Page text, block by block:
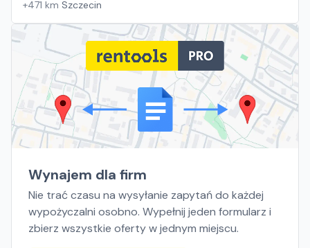
+471 km Szczecin
Wynajem dla firm
Nie trać czasu na wysyłanie zapytań do każdej
wypożyczalni osobno. Wypełnij jeden formularz i
zbierz wszystkie oferty w jednym miejscu.